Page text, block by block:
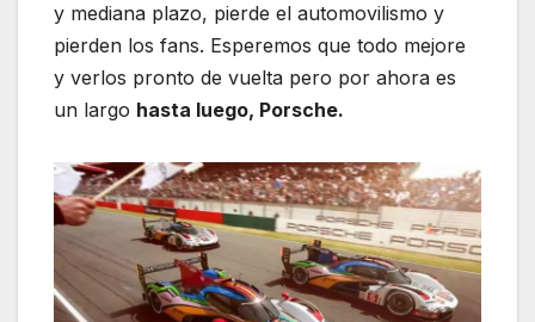
y mediana plazo, pierde el automovilismo y
pierden los fans. Esperemos que todo mejore
y verlos pronto de vuelta pero por ahora es
un largo hasta luego, Porsche.